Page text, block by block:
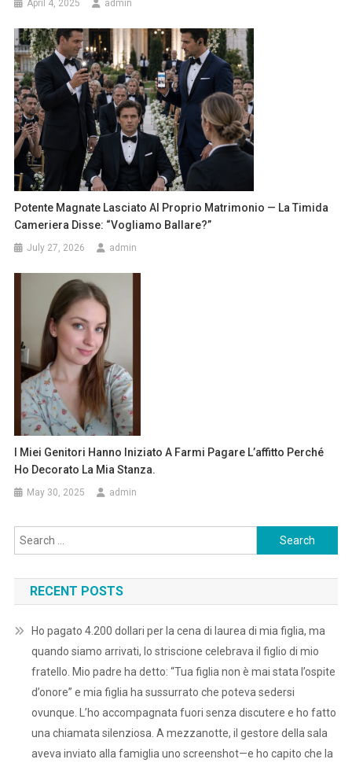
April 4, 2025 admin
Potente Magnate Lasciato Al Proprio Matrimonio — La Timida
Cameriera Disse: “Vogliamo Ballare?”
July 27, 2026 admin
I Miei Genitori Hanno Iniziato A Farmi Pagare L’affitto Perché
Ho Decorato La Mia Stanza.
May 30, 2025 admin
Search
for:
RECENT POSTS
Ho pagato 4.200 dollari per la cena di laurea di mia figlia, ma
quando siamo arrivati, lo striscione celebrava il figlio di mio
fratello. Mio padre ha detto: “Tua figlia non è mai stata l’ospite
d’onore” e mia figlia ha sussurrato che poteva sedersi
ovunque. L’ho accompagnata fuori senza discutere e ho fatto
una chiamata silenziosa. A mezzanotte, il gestore della sala
aveva inviato alla famiglia uno screenshot—e ho capito che la